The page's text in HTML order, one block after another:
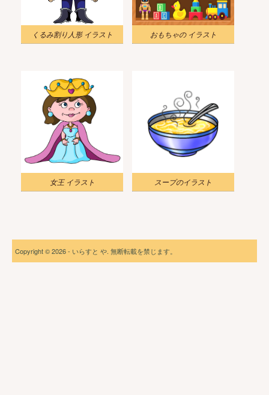
くるみ割り人形 イラスト おもちゃの イラスト
女王 イラスト スープのイラスト
Copyright © 2026 - いらすと や. 無断転載を禁じます。